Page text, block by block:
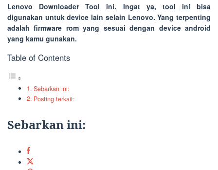
Lenovo Downloader Tool ini. Ingat ya, tool ini bisa
digunakan untuk device lain selain Lenovo. Yang terpenting
adalah firmware rom yang sesuai dengan device android
yang kamu gunakan.
Table of Contents
Sebarkan ini:
Posting terkait:
Sebarkan ini: